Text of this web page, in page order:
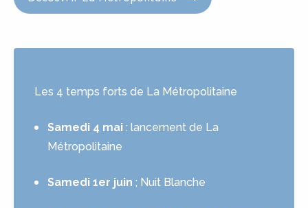
Les 4 temps forts de La Métropolitaine
Samedi 4 mai : lancement de La
Métropolitaine
Samedi 1er juin ; Nuit Blanche